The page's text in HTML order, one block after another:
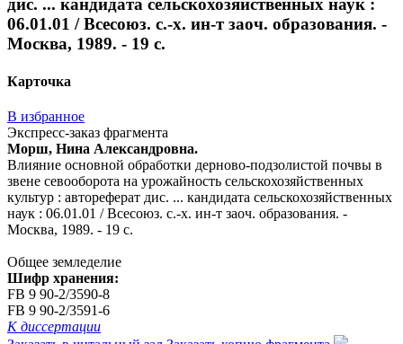
дис. ... кандидата сельскохозяйственных наук :
06.01.01 / Всесоюз. с.-х. ин-т заоч. образования. -
Москва, 1989. - 19 с.
Карточка
В избранное
Экспресс-заказ фрагмента
Морш, Нина Александровна.
Влияние основной обработки дерново-подзолистой почвы в
звене севооборота на урожайность сельскохозяйственных
культур : автореферат дис. ... кандидата сельскохозяйственных
наук : 06.01.01 / Всесоюз. с.-х. ин-т заоч. образования. -
Москва, 1989. - 19 с.
Общее земледелие
Шифр хранения:
FB 9 90-2/3590-8
FB 9 90-2/3591-6
К диссертации